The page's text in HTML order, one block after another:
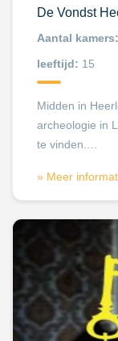
De Vondst
Aantal kamers:
leeftijd: 15
Midden in
archeologie in
te vinden.…
» Meer